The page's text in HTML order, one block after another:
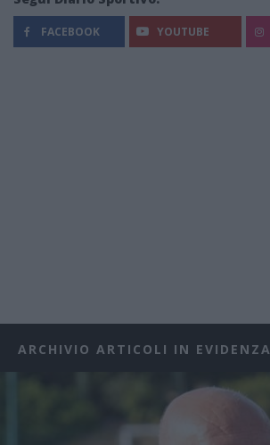
FACEBOOK YOUTUBE
ARCHIVIO ARTICOLI IN EVIDENZA